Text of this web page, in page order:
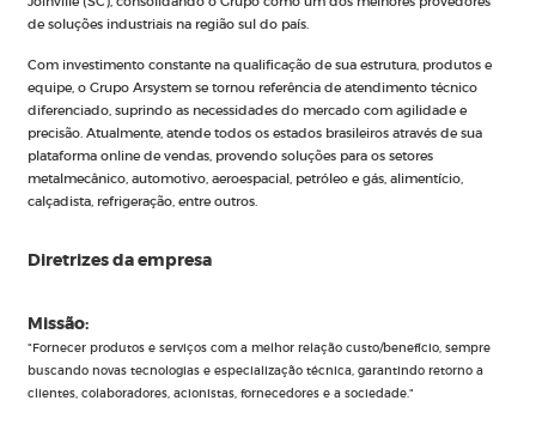
de soluções industriais na região sul do país.
Com investimento constante na qualificação de sua estrutura, produtos e
equipe, o Grupo Arsystem se tornou referência de atendimento técnico
diferenciado, suprindo as necessidades do mercado com agilidade e
precisão. Atualmente, atende todos os estados brasileiros através de sua
plataforma online de vendas, provendo soluções para os setores
metalmecânico, automotivo, aeroespacial, petróleo e gás, alimentício,
calçadista, refrigeração, entre outros.
Diretrizes da empresa
Missão:
"Fornecer produtos e serviços com a melhor relação custo/benefício, sempre
buscando novas tecnologias e especialização técnica, garantindo retorno a
clientes, colaboradores, acionistas, fornecedores e a sociedade."